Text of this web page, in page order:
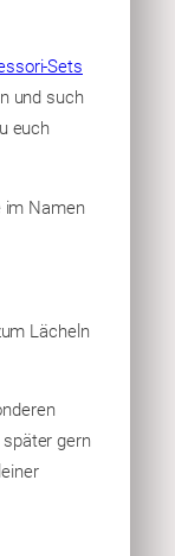
Sets
und such
euch
im Namen
Lächeln
gern